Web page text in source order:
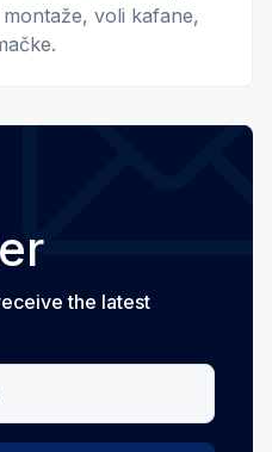
montaže, voli kafane,
the latest